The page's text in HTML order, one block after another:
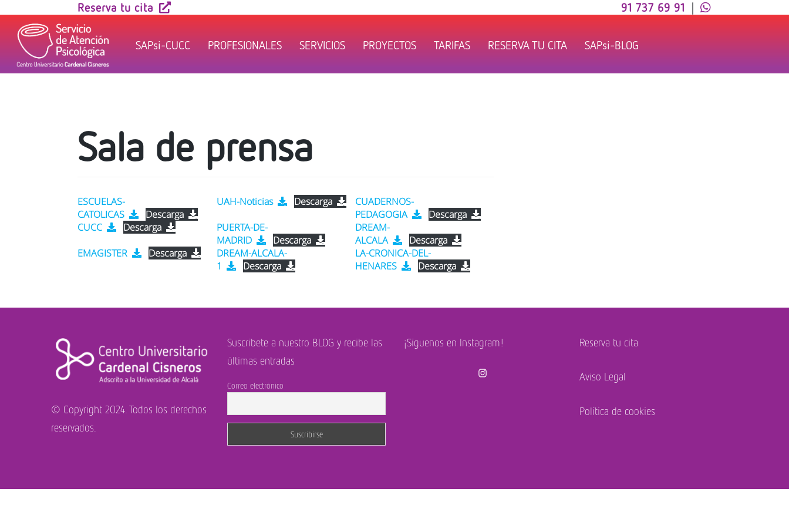
content
Reserva tu cita 91 737 69 91 |
SAPsi-CUCC PROFESIONALES SERVICIOS PROYECTOS TARIFAS RESERVA TU CITA SAPsi-BLOG
Sala de prensa
ESCUELAS-
CATOLICAS
Descarga
UAH-Noticias Descarga
CUADERNOS-
PEDAGOGIA
Descarga
CUCC
Descarga
PUERTA-DE-
MADRID
Descarga
DREAM-
ALCALA
Descarga
EMAGISTER
Descarga
DREAM-ALCALA-
1
Descarga
LA-CRONICA-DEL-
HENARES
Descarga
© Copyright 2024. Todos los derechos
reservados.
Suscríbete a nuestro BLOG y recibe las
últimas entradas
Correo electrónico
¡Síguenos en Instagram!
Instagram
Reserva tu cita
Aviso Legal
Política de cookies